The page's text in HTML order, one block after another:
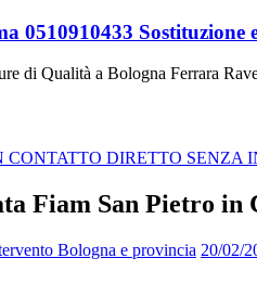
0510910433 Sostituzione
di Qualità a Bologna Ferrara
CONTATTO DIRETTO SENZA
Fiam San Pietro in
Bologna e provincia 20/02/